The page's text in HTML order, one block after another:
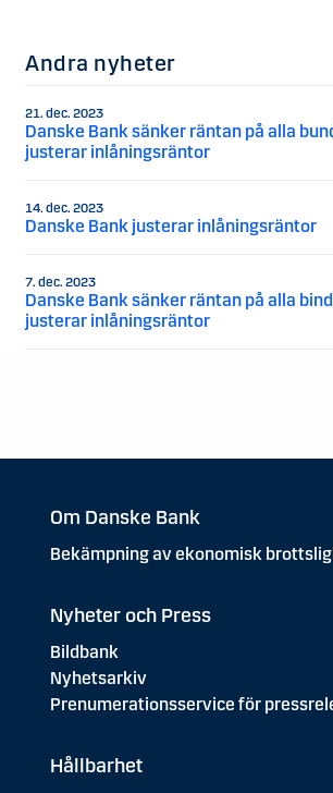
Andra nyheter
21. dec. 2023
Danske Bank sänker räntan på alla
justerar inlåningsräntor
14. dec. 2023
Danske Bank justerar inlåningsräntor
7. dec. 2023
Danske Bank sänker räntan på alla
justerar inlåningsräntor
Om Danske Bank
Bekämpning av ekonomisk
Nyheter och Press
Bildbank
Nyhetsarkiv
Prenumerationsservice för
Hållbarhet